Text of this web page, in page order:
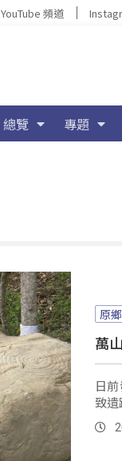
YouTube 頻道
總覽 專題
原鄉
萬
日
致